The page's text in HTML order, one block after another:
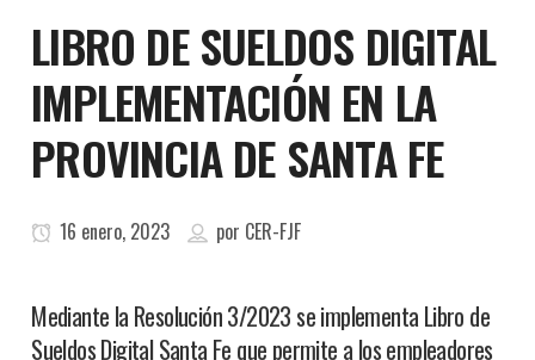
LIBRO DE SUELDOS DIGITAL
IMPLEMENTACIÓN EN LA
PROVINCIA DE SANTA FE
16 enero, 2023 por CER-FJF
Mediante la Resolución 3/2023 se implementa Libro de
Sueldos Digital Santa Fe que permite a los empleadores